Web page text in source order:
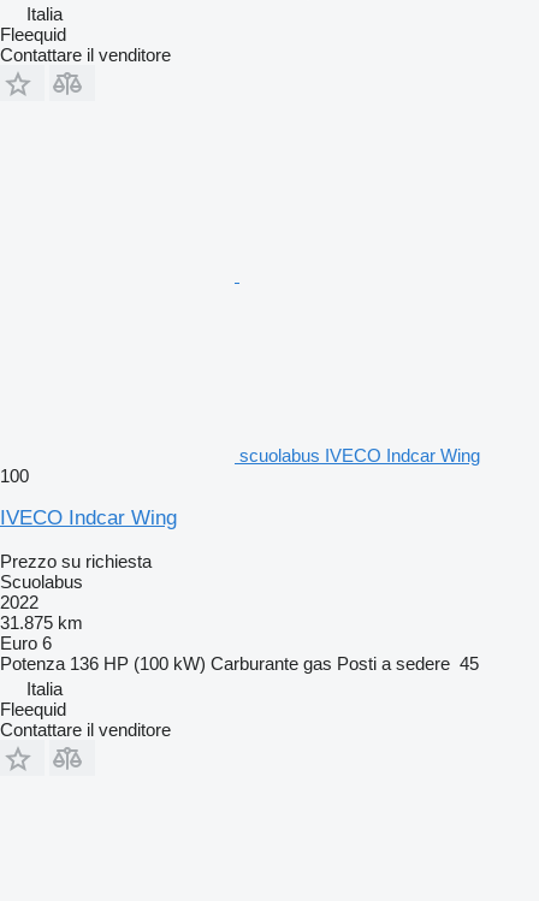
Italia
Fleequid
Contattare il venditore
scuolabus IVECO Indcar Wing
100
IVECO Indcar Wing
Prezzo su richiesta
Scuolabus
2022
31.875 km
Euro 6
Potenza 136 HP (100 kW) Carburante gas Posti a sedere 45
Italia
Fleequid
Contattare il venditore